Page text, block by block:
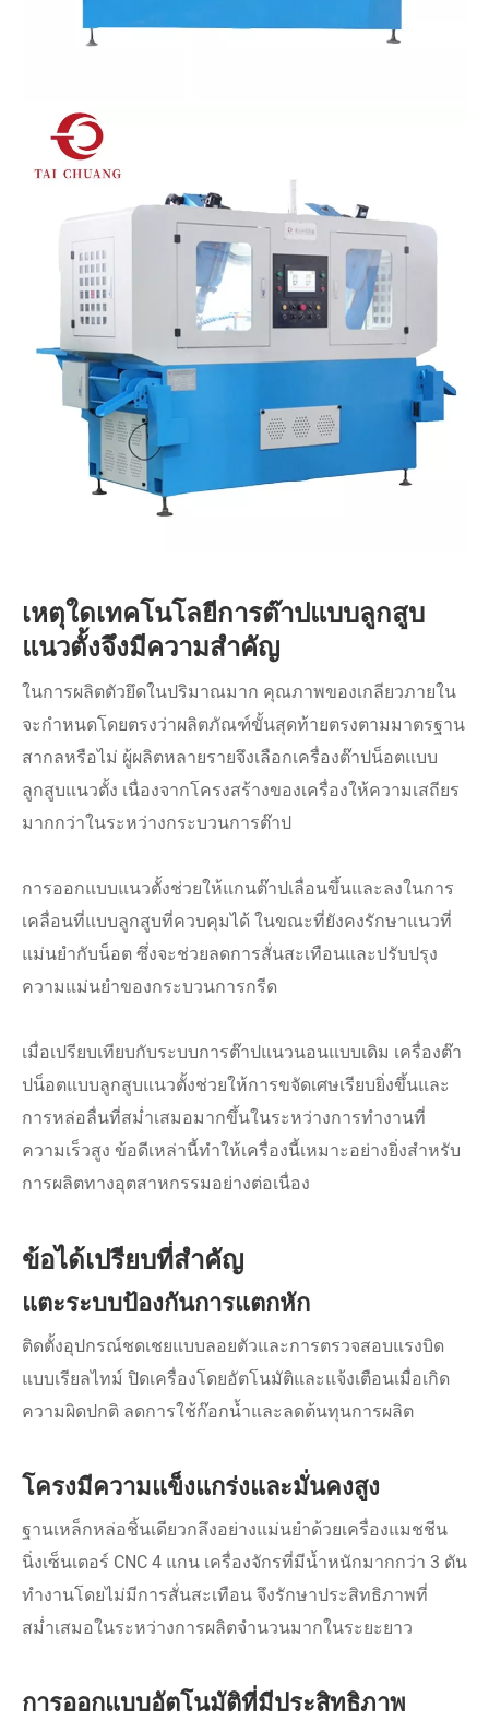
เหตุใดเทคโนโลยีการต๊าปแบบลูกสูบ
แนวตั้งจึงมีความสำคัญ
ในการผลิตตัวยึดในปริมาณมาก คุณภาพของเกลียวภายใน
จะกำหนดโดยตรงว่าผลิตภัณฑ์ขั้นสุดท้ายตรงตามมาตรฐาน
สากลหรือไม่ ผู้ผลิตหลายรายจึงเลือกเครื่องต๊าปน็อตแบบ
ลูกสูบแนวตั้ง เนื่องจากโครงสร้างของเครื่องให้ความเสถียร
มากกว่าในระหว่างกระบวนการต๊าป
การออกแบบแนวตั้งช่วยให้แกนต๊าปเลื่อนขึ้นและลงในการ
เคลื่อนที่แบบลูกสูบที่ควบคุมได้ ในขณะที่ยังคงรักษาแนวที่
แม่นยำกับน็อต ซึ่งจะช่วยลดการสั่นสะเทือนและปรับปรุง
ความแม่นยำของกระบวนการกรีด
เมื่อเปรียบเทียบกับระบบการต๊าปแนวนอนแบบเดิม เครื่องต๊า
ปน็อตแบบลูกสูบแนวตั้งช่วยให้การขจัดเศษเรียบยิ่งขึ้นและ
การหล่อลื่นที่สม่ำเสมอมากขึ้นในระหว่างการทำงานที่
ความเร็วสูง ข้อดีเหล่านี้ทำให้เครื่องนี้เหมาะอย่างยิ่งสำหรับ
การผลิตทางอุตสาหกรรมอย่างต่อเนื่อง
ข้อได้เปรียบที่สำคัญ
แตะระบบป้องกันการแตกหัก
ติดตั้งอุปกรณ์ชดเชยแบบลอยตัวและการตรวจสอบแรงบิด
แบบเรียลไทม์ ปิดเครื่องโดยอัตโนมัติและแจ้งเตือนเมื่อเกิด
ความผิดปกติ ลดการใช้ก๊อกน้ำและลดต้นทุนการผลิต
โครงมีความแข็งแกร่งและมั่นคงสูง
ฐานเหล็กหล่อชิ้นเดียวกลึงอย่างแม่นยำด้วยเครื่องแมชชีน
นิ่งเซ็นเตอร์ CNC 4 แกน เครื่องจักรที่มีน้ำหนักมากกว่า 3 ตัน
ทำงานโดยไม่มีการสั่นสะเทือน จึงรักษาประสิทธิภาพที่
สม่ำเสมอในระหว่างการผลิตจำนวนมากในระยะยาว
การออกแบบอัตโนมัติที่มีประสิทธิภาพ